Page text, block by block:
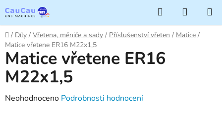
na
obsah
Hledat
KOŠÍK
Domů
/ Díly / Vřetena, měniče a sady / Příslušenství vřeten / Matice /
Matice vřetene ER16 M22x1,5
Matice vřetene ER16
M22x1,5
Průměrné
Neohodnoceno Podrobnosti hodnocení